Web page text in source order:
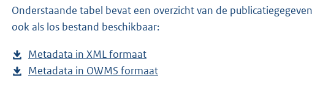
l
o
d
p
a
n
s
g
Onderstaande tabel bevat een overzicht van de
ook als los bestand beschikbaar:
Metadata in XML formaat
e
Metadata in OWMS formaat